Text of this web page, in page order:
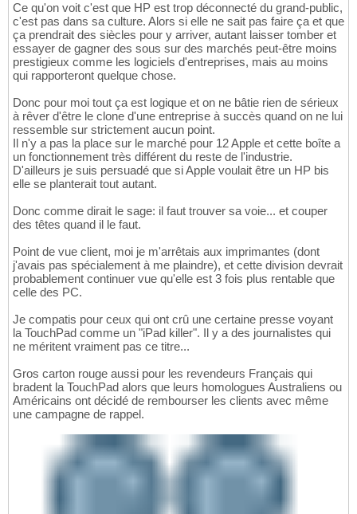
Ce qu'on voit c'est que HP est trop déconnecté du grand-public,
c'est pas dans sa culture. Alors si elle ne sait pas faire ça et que
ça prendrait des siècles pour y arriver, autant laisser tomber et
essayer de gagner des sous sur des marchés peut-être moins
prestigieux comme les logiciels d'entreprises, mais au moins
qui rapporteront quelque chose.
Donc pour moi tout ça est logique et on ne bâtie rien de sérieux
à rêver d'être le clone d'une entreprise à succès quand on ne lui
ressemble sur strictement aucun point.
Il n'y a pas la place sur le marché pour 12 Apple et cette boîte a
un fonctionnement très différent du reste de l'industrie.
D'ailleurs je suis persuadé que si Apple voulait être un HP bis
elle se planterait tout autant.
Donc comme dirait le sage: il faut trouver sa voie... et couper
des têtes quand il le faut.
Point de vue client, moi je m'arrêtais aux imprimantes (dont
j'avais pas spécialement à me plaindre), et cette division devrait
probablement continuer vue qu'elle est 3 fois plus rentable que
celle des PC.
Je compatis pour ceux qui ont crû une certaine presse voyant
la TouchPad comme un "iPad killer". Il y a des journalistes qui
ne méritent vraiment pas ce titre...
Gros carton rouge aussi pour les revendeurs Français qui
bradent la TouchPad alors que leurs homologues Australiens ou
Américains ont décidé de rembourser les clients avec même
une campagne de rappel.